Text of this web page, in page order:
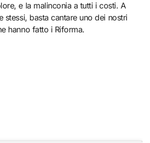
e la malinconia a tutti i costi. A
stessi, basta cantare uno dei nostri
hanno fatto i Riforma.